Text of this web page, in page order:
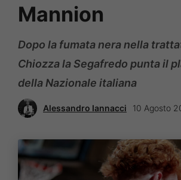
Mannion
Dopo la fumata nera nella
Chiozza la Segafredo punta il
della Nazionale italiana
Alessandro Iannacci 10 Agosto